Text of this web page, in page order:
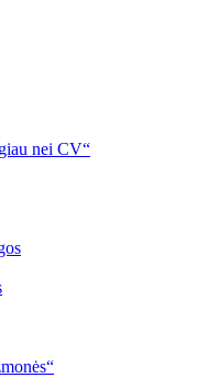
nei CV“